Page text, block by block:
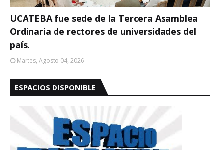
UCATEBA fue sede de la Tercera Asamblea
Ordinaria de rectores de universidades del
país.
Martes, Agosto 04, 2026
ESPACIOS DISPONIBLE